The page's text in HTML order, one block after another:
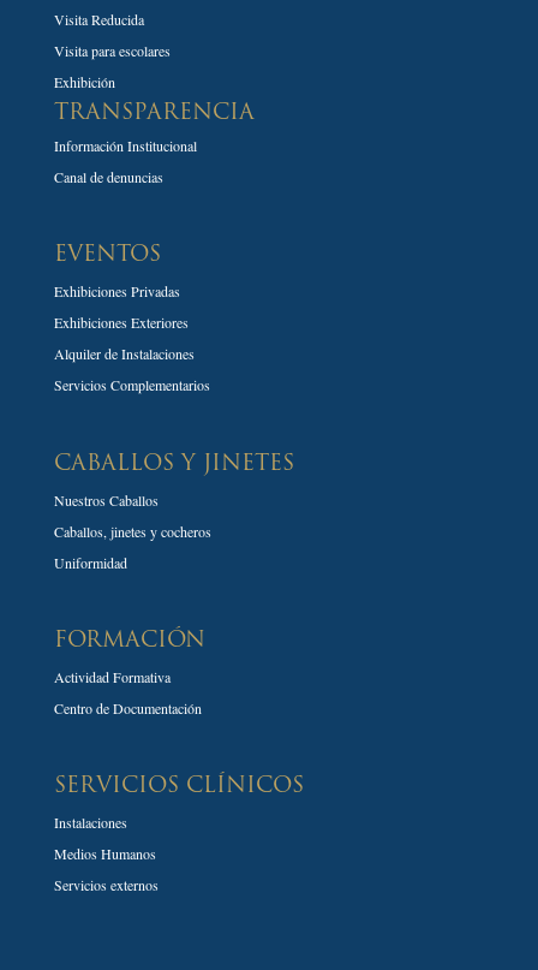
Visita Reducida
Visita para escolares
Exhibición
TRANSPARENCIA
Información Institucional
Canal de denuncias
EVENTOS
Exhibiciones Privadas
Exhibiciones Exteriores
Alquiler de Instalaciones
Servicios Complementarios
CABALLOS Y JINETES
Nuestros Caballos
Caballos, jinetes y cocheros
Uniformidad
FORMACIÓN
Actividad Formativa
Centro de Documentación
SERVICIOS CLÍNICOS
Instalaciones
Medios Humanos
Servicios externos